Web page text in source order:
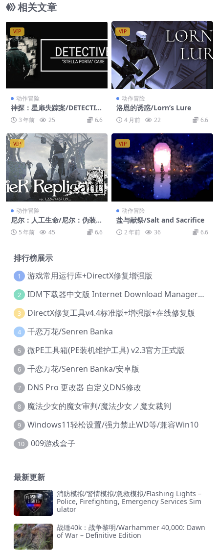
相关文章
VIP
动作冒险
神探：星扉失踪案/DETECTIV
E – Stella Porta case
3 年前 25 6.6
VIP
动作冒险
洛恩的诱惑/Lorn’s Lure
4 月前 22 6.6
VIP
动作冒险
尼尔：人工生命/尼尔：伪装
者/NieR Replicant
5 年前 45 6.6
VIP
动作冒险
盐与献祭/Salt and Sacrifice
2 年前 36 6.6
排行榜展示
1 游戏常用运行库+DirectX修复增强版
2 IDM下载器中文版 Internet Download Manager v6.42.36 IDM
3 DirectX修复工具v4.4标准版+增强版+在线修复版
4 千恋万花/Senren Banka
5 微PE工具箱(PE装机维护工具) v2.3官方正式版
6 千恋万花/Senren Banka/安卓版
7 DNS Pro 更改器 自定义DNS修改
8 魔法少女的魔女审判/魔法少女ノ魔女裁判
9 Windows11轻松设置/强力禁止WD等/兼容Win10
10 009游戏盒子
最新更新
消防模拟/警情模拟/急救模拟/Flashing Lights –
Police, Firefighting, Emergency Services Sim
ulator
战锤40k：战争黎明/Warhammer 40,000: Dawn
of War – Definitive Edition